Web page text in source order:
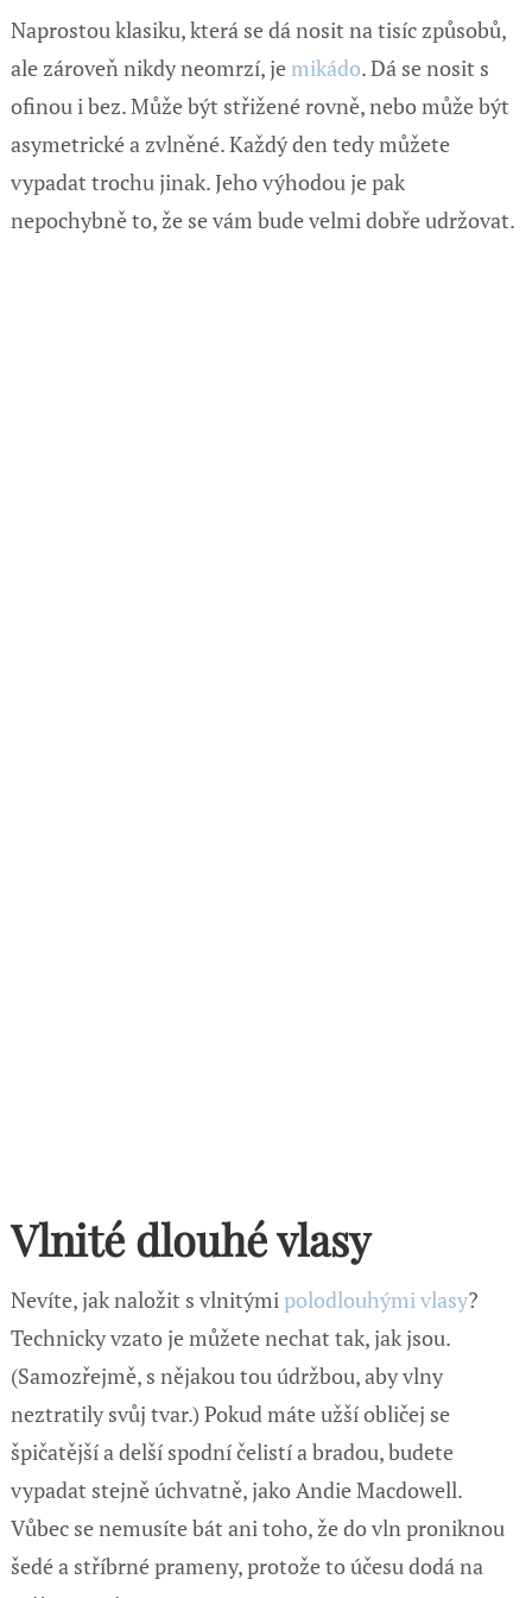
Naprostou klasiku, která se dá nosit na tisíc způsobů,
ale zároveň nikdy neomrzí, je mikádo. Dá se nosit s
ofinou i bez. Může být střižené rovně, nebo může být
asymetrické a zvlněné. Každý den tedy můžete
vypadat trochu jinak. Jeho výhodou je pak
nepochybně to, že se vám bude velmi dobře udržovat.
Vlnité dlouhé vlasy
Nevíte, jak naložit s vlnitými polodlouhými vlasy?
Technicky vzato je můžete nechat tak, jak jsou.
(Samozřejmě, s nějakou tou údržbou, aby vlny
neztratily svůj tvar.) Pokud máte užší obličej se
špičatější a delší spodní čelistí a bradou, budete
vypadat stejně úchvatně, jako Andie Macdowell.
Vůbec se nemusíte bát ani toho, že do vln proniknou
šedé a stříbrné prameny, protože to účesu dodá na